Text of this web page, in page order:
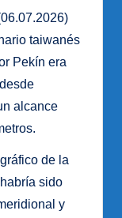
taiwanés
Pekín era
alcance
de la
sido
y